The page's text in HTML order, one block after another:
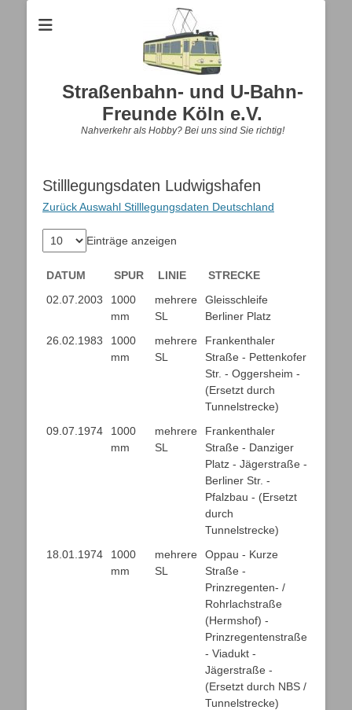
Straßenbahn- und U-Bahn-
Freunde Köln e.V.
Nahverkehr als Hobby? Bei uns sind Sie richtig!
Stilllegungsdaten Ludwigshafen
Zurück Auswahl Stilllegungsdaten Deutschland
Einträge anzeigen
DATUM SPUR LINIE
STRECKE
DATUM
SPUR LINIE STRECKE
02.07.2003
1000
mm
mehrere
SL
Gleisschleife
Berliner Platz
26.02.1983
1000
mm
mehrere
SL
Frankenthaler
Straße - Pettenkofer
Str. - Oggersheim -
(Ersetzt durch
Tunnelstrecke)
09.07.1974
1000
mm
mehrere
SL
Frankenthaler
Straße - Danziger
Platz - Jägerstraße -
Berliner Str. -
Pfalzbau - (Ersetzt
durch
Tunnelstrecke)
18.01.1974
1000
mm
mehrere
SL
Oppau - Kurze
Straße -
Prinzregenten- /
Rohrlachstraße
(Hermshof) -
Prinzregentenstraße
- Viadukt -
Jägerstraße -
(Ersetzt durch NBS /
Tunnelstrecke)